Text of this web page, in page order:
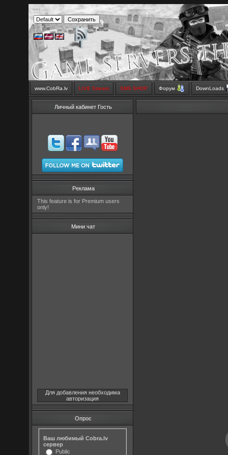
www.CobRa.lv LIVE Stream SMS SHOP Форум DownLoads
Личный кабинет Гость
Реклама
This feature is for Premium users
only!
Мини чат
Для добавления необходима
авторизация
Опрос
Ваш любимый Cobra.lv
сервер
Public